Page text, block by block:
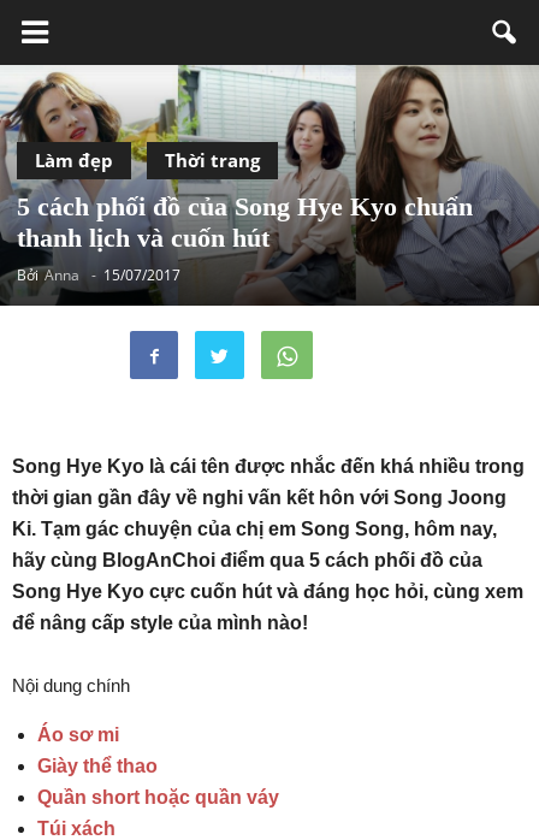
Làm đẹp Thời trang
5 cách phối đồ của Song Hye Kyo chuẩn
thanh lịch và cuốn hút
BởiAnna - 15/07/2017
Song Hye Kyo là cái tên được nhắc đến khá nhiều trong
thời gian gần đây về nghi vấn kết hôn với Song Joong
Ki. Tạm gác chuyện của chị em Song Song, hôm nay,
hãy cùng BlogAnChoi điểm qua 5 cách phối đồ của
Song Hye Kyo cực cuốn hút và đáng học hỏi, cùng xem
để nâng cấp style của mình nào!
Nội dung chính
Áo sơ mi
Giày thể thao
Quần short hoặc quần váy
Túi xách